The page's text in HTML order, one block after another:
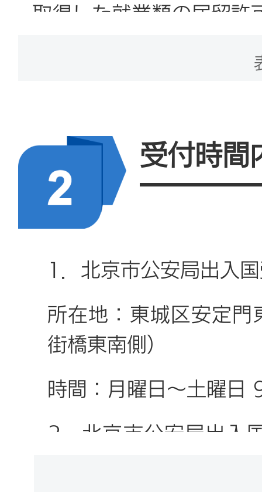
取得した就業類の居留許
3.国外無犯罪経歴証明を
くは中国在外公館で承
た健康診断書の写し（
部門は北京国際旅行衛
効期限は発行日から6ケ
5.在職証明を提出しま
が申請日までに、4年
階、および同等な待遇
が必要です。
6.税務機関が発行した
す。納税時間は申請日
受付時間
1．北京市公安局出入
所在地：東城区安定
街橋東南側）
時間：月曜日～土曜
2．北京市公安局出入